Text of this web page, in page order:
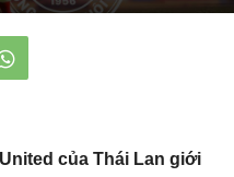
của Thái Lan giới